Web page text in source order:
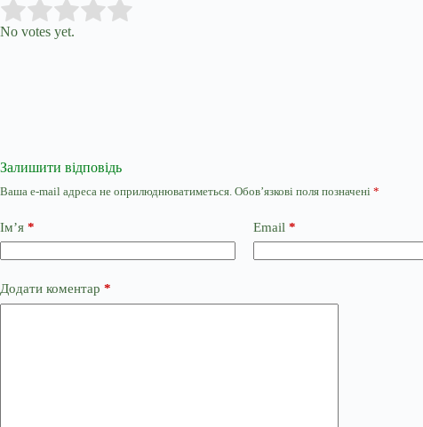
Rate this item:
No votes yet.
Залишити відповідь
Ваша e-mail адреса не оприлюднюватиметься. Обов’язкові поля позначені *
Ім’я * Email *
Додати коментар *